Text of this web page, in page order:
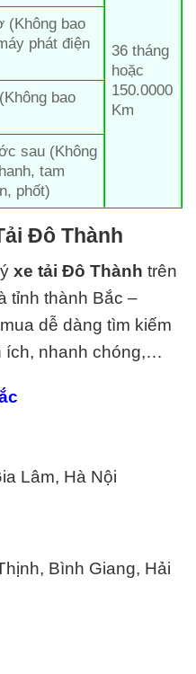
36 tháng
hoặc
150.0000
Km
(Không bao
phát điện
bao
sau (Không
tam
phốt)
Đô Thành
xe tải Đô Thành trên
tỉnh thành Bắc –
dễ dàng tìm kiếm
ích, nhanh chóng,…
Lâm, Hà Nội
Bình Giang, Hải